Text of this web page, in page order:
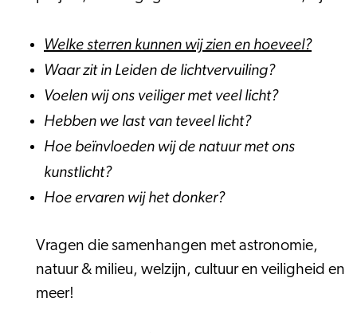
Welke sterren kunnen wij zien en hoeveel?
Waar zit in Leiden de lichtvervuiling?
Voelen wij ons veiliger met veel licht?
Hebben we last van teveel licht?
Hoe beïnvloeden wij de natuur met ons
kunstlicht?
Hoe ervaren wij het donker?
Vragen die samenhangen met astronomie,
natuur & milieu, welzijn, cultuur en veiligheid en
meer!